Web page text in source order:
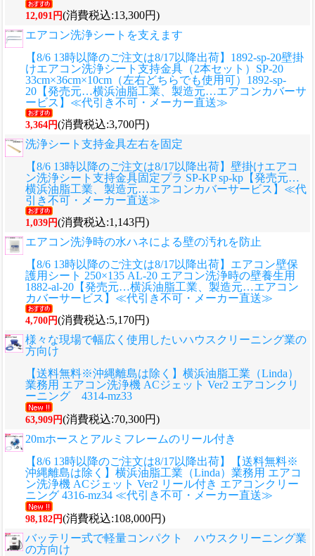
12,091円(消費税込:13,300円)
エアコン洗浄シートを支えます
【8/6 13時以降のご注文は8/17以降出荷】1892-sp-20壁掛
けエアコン洗浄シート支持金具（2本セット）SP-20
33cm×36cm×10cm（左右どちらでも使用可）1892-sp-
20【発売元…横浜油脂工業、製造元…エアコンカバーサ
ービス】≪代引き不可・メーカー直送≫
3,364円(消費税込:3,700円)
洗浄シート支持金具左右を固定
【8/6 13時以降のご注文は8/17以降出荷】壁掛けエアコ
ン洗浄シート支持金具固定プラ SP-KP sp-kp【発売元…
横浜油脂工業、製造元…エアコンカバーサービス】≪代
引き不可・メーカー直送≫
1,039円(消費税込:1,143円)
エアコン洗浄時の水ハネによる壁の汚れを防止
【8/6 13時以降のご注文は8/17以降出荷】エアコン壁保
護用シート 250×135 AL-20 エアコン洗浄時の壁養生用
1882-al-20【発売元…横浜油脂工業、製造元…エアコン
カバーサービス】≪代引き不可・メーカー直送≫
4,700円(消費税込:5,170円)
様々な現場で幅広く使用したいハウスクリーニング業の
方向け
【送料無料※沖縄離島は除く】横浜油脂工業（Linda）
業務用 エアコン洗浄機 ACジェット Ver2 エアコンクリ
ーニング 4314-mz33
63,909円(消費税込:70,300円)
20mホースとアルミフレームのリール付き
【8/6 13時以降のご注文は8/17以降出荷】【送料無料※
沖縄離島は除く】横浜油脂工業（Linda）業務用 エアコ
ン洗浄機 ACジェット Ver2 リール付き エアコンクリー
ニング 4316-mz34 ≪代引き不可・メーカー直送≫
98,182円(消費税込:108,000円)
バッテリー式で軽量コンパクト ハウスクリーニング業
の方向け